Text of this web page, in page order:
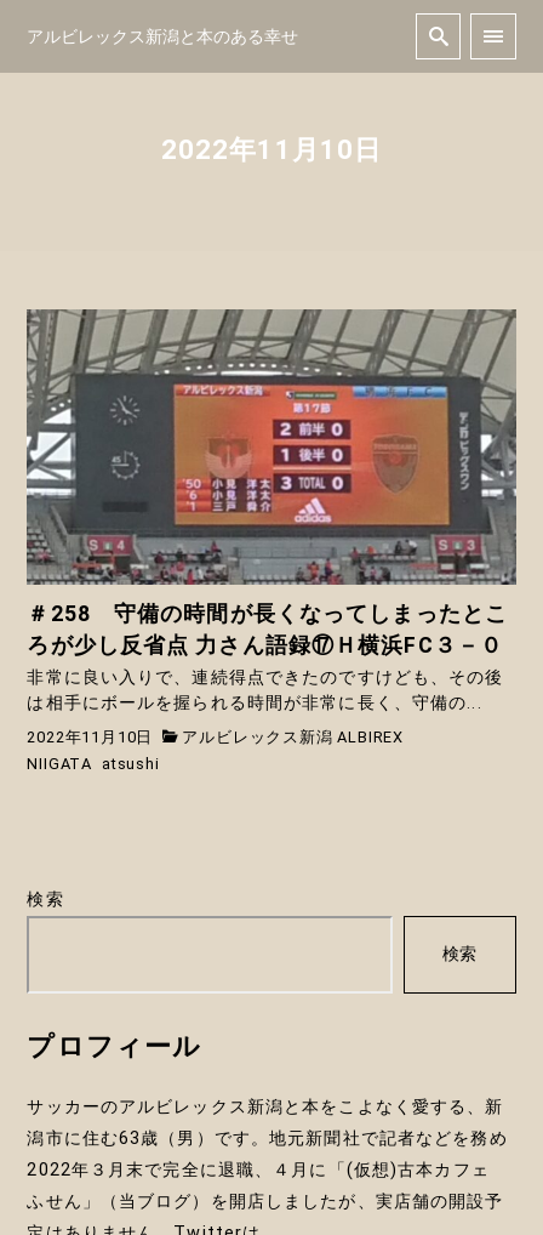
アルビレックス新潟と本のある幸せ
2022年11月10日
＃258 守備の時間が長くなってしまったとこ
ろが少し反省点 力さん語録⑰Ｈ横浜FC３－０
非常に良い入りで、連続得点できたのですけども、その後
は相手にボールを握られる時間が非常に長く、守備の...
2022年11月10日
アルビレックス新潟 ALBIREX
NIIGATA
atsushi
検索
検索
プロフィール
サッカーのアルビレックス新潟と本をこよなく愛する、新
潟市に住む63歳（男）です。地元新聞社で記者などを務め
2022年３月末で完全に退職、４月に「(仮想)古本カフェ
ふせん」（当ブログ）を開店しましたが、実店舗の開設予